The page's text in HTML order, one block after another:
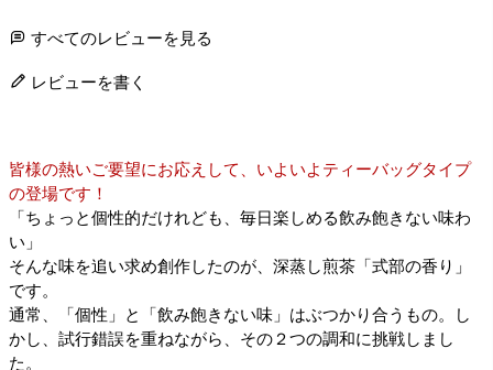
すべてのレビューを見る
レビューを書く
皆様の熱いご要望にお応えして、いよいよティーバッグタイプ
の登場です！
「ちょっと個性的だけれども、毎日楽しめる飲み飽きない味わ
い」
そんな味を追い求め創作したのが、深蒸し煎茶「式部の香り」
です。
通常、「個性」と「飲み飽きない味」はぶつかり合うもの。し
かし、試行錯誤を重ねながら、その２つの調和に挑戦しまし
た。